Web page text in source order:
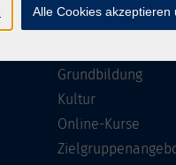
Grundbildung
Kultur
Online-Kurse
Alle Cookies akzeptieren